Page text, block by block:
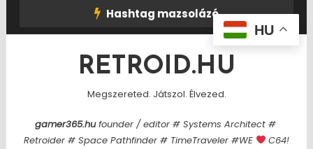
Hashtag mazsolázó
RETROID.HU
Megszereted. Játszol. Élvezed.
gamer365.hufounder / editor # Systems Architect #
Retroider # Space Pathfinder # TimeTraveler #WE
C64!
HU